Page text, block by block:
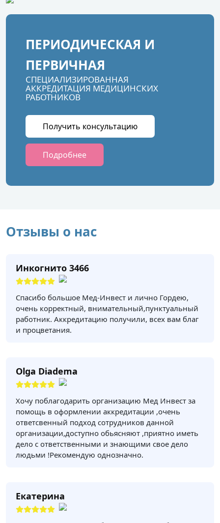
ПЕРИОДИЧЕСКАЯ И
ПЕРВИЧНАЯ
СПЕЦИАЛИЗИРОВАННАЯ
АККРЕДИТАЦИЯ МЕДИЦИНСКИХ
РАБОТНИКОВ
Получить консультацию
Подробнее
Отзывы о нас
Инкогнито 3466
Спасибо большое Мед-Инвест и лично Гордею,
очень корректный, внимательный,пунктуальный
работник. Аккредитацию получили, всех вам благ
и процветания.
Olga Diadema
Хочу поблагодарить организацию Мед Инвест за
помощь в оформлении аккредитации ,очень
ответсвенный подход сотрудников данной
организации,доступно обьясняют ,приятно иметь
дело с ответственными и знающими свое дело
людьми !Рекомендую однозначно.
Екатерина